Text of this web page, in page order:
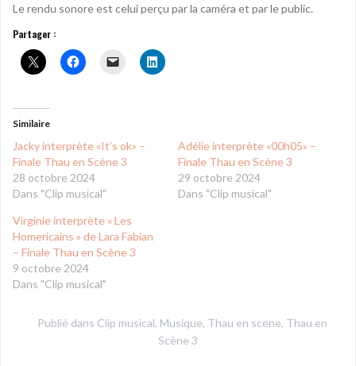
Le rendu sonore est celui perçu par la caméra et par le public.
Partager :
Similaire
Jacky interprète «It’s ok» –
Finale Thau en Scène 3
28 octobre 2024
Dans "Clip musical"
Adélie interprète «00h05» –
Finale Thau en Scène 3
29 octobre 2024
Dans "Clip musical"
Virginie interprète « Les
Homericains » de Lara Fabian
– Finale Thau en Scène 3
9 octobre 2024
Dans "Clip musical"
Publié dans Clip musical, Musique, Thau en scene, Thau en
Scène 3